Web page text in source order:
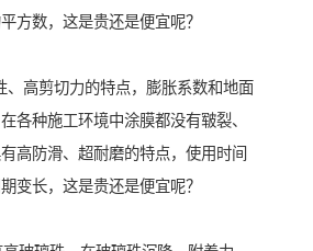
方数，这是贵还是便宜呢？
高剪切力的特点，膨胀系数和地面
各种施工环境中涂膜都没有皲裂、
高防滑、超耐磨的特点，使用时间
变长，这是贵还是便宜呢？